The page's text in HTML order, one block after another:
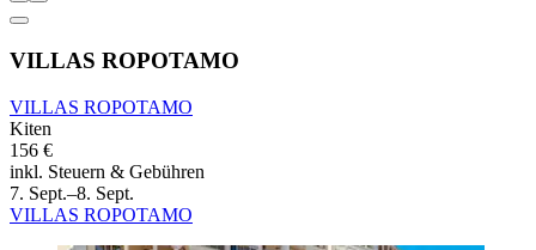
VILLAS ROPOTAMO
VILLAS ROPOTAMO
Kiten
156 €
inkl. Steuern & Gebühren
7. Sept.–8. Sept.
VILLAS ROPOTAMO